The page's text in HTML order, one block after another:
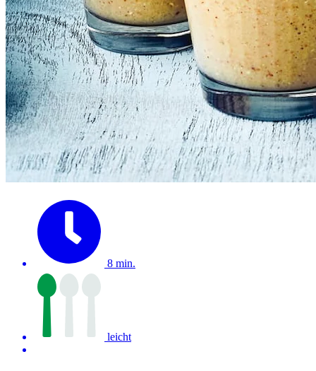
8 min.
leicht